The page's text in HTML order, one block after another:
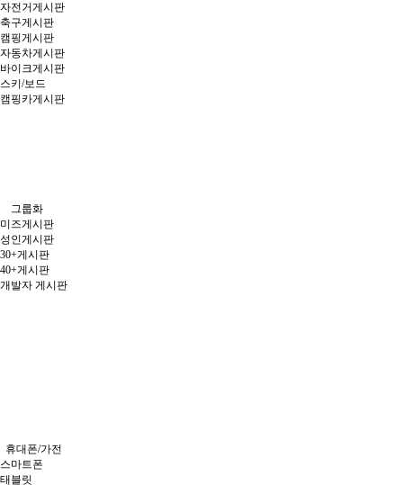
자전거게시판
축구게시판
캠핑게시판
자동차게시판
바이크게시판
스키/보드
캠핑카게시판
그룹화
미즈게시판
성인게시판
30+게시판
40+게시판
개발자 게시판
휴대폰/가전
스마트폰
태블릿